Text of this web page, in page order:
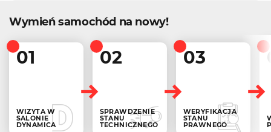
Wymień samochód na nowy!
01
WIZYTA W
SALONIE
DYNAMICA
02
SPRAWDZENIE
STANU
TECHNICZNEGO
03
WERYFIKACJA
STANU
PRAWNEGO